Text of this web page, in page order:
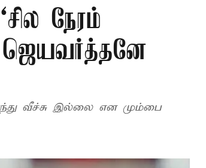
நேரம்
ஜெயவர்த்தனே
வீச்சு இல்லை என மும்பை